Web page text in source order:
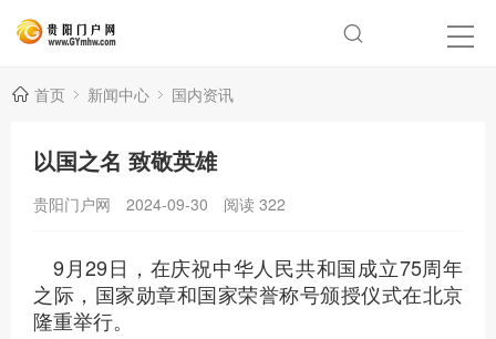
首页 新闻中心 国内资讯
以国之名 致敬英雄
贵阳门户网 2024-09-30 阅读 322
9月29日，在庆祝中华人民共和国成立75周年
之际，国家勋章和国家荣誉称号颁授仪式在北京
隆重举行。